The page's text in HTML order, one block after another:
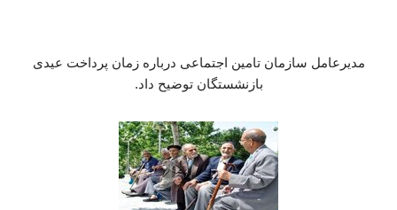
مدیرعامل سازمان تامین اجتماعی درباره زمان پرداخت عیدی
بازنشستگان توضیح داد.